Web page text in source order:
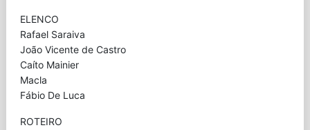
ELENCO
Rafael Saraiva
João Vicente de Castro
Caíto Mainier
Macla
Fábio De Luca
ROTEIRO